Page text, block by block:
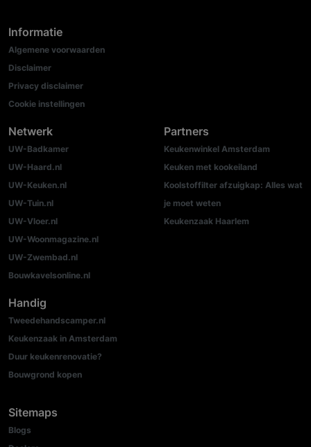
Informatie
Algemene voorwaarden
Disclaimer
Privacy disclaimer
Cookie instellingen
Netwerk
UW-Badkamer
UW-Haard.nl
UW-Keuken.nl
UW-Tuin.nl
UW-Vloer.nl
UW-Woonmagazine.nl
UW-Zwembad.nl
Bouwkavelsonline.nl
Partners
Keukenwinkel Amsterdam
Keuken met kookeiland
Koolstoffilter afzuigkap: Alles wat
je moet weten
Keukenzaak Haarlem
Handig
Tweedehandscamper.nl
Keukenzaak in Amsterdam
Duur keukenrenovatie?
Bouwgrond kopen
Sitemaps
Blogs